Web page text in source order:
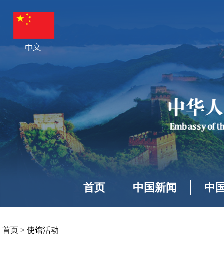
首页 中国新闻 中
首页 > 使馆活动